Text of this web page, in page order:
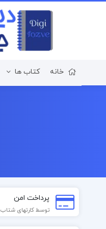
خانه کتاب ها
پرداخت امن
توسط کارتهای شتاب